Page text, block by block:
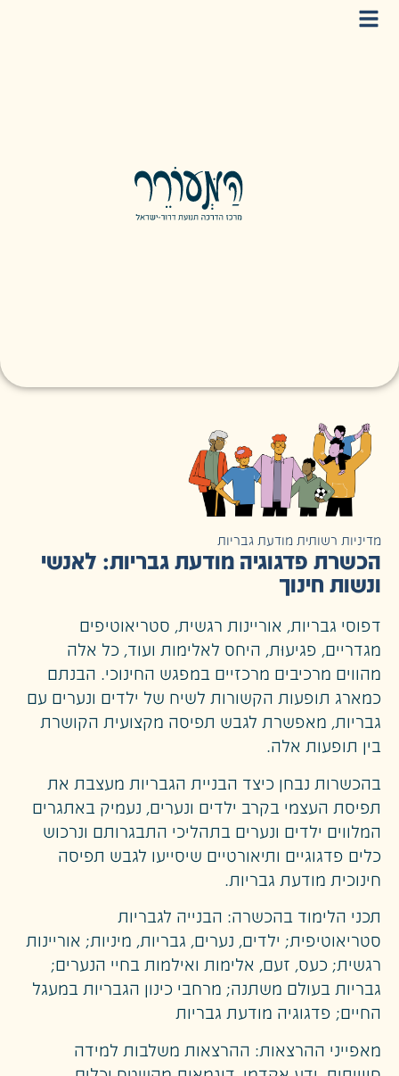
מדיניות רשותית מודעת גבריות
הכשרת פדגוגיה מודעת גבריות: לאנשי
ונשות חינוך
דפוסי גבריות, אוריינות רגשית, סטריאוטיפים
מגדריים, פגיעוּת, היחס לאלימות ועוד, כל אלה
מהווים מרכיבים מרכזיים במפגש החינוכי. הבנתם
כמארג תופעות הקשורות לשיח של ילדים ונערים עם
גבריות, מאפשרת לגבש תפיסה מקצועית הקושרת
בין תופעות אלה.
בהכשרות נבחן כיצד הבניית הגבריות מעצבת את
תפיסת העצמי בקרב ילדים ונערים, נעמיק באתגרים
המלווים ילדים ונערים בתהליכי התבגרותם ונרכוש
כלים פדגוגיים ותיאורטיים שיסייעו לגבש תפיסה
חינוכית מודעת גבריות.
תכני הלימוד בהכשרה: הבנייה לגבריות
סטריאוטיפית; ילדים, נערים, גבריות, מיניות; אוריינות
רגשית; כעס, זעם, אלימות ואילמות בחיי הנערים;
גבריות בעולם משתנה; מרחבי כינון הגבריות במעגל
החיים; פדגוגיה מודעת גבריות
מאפייני ההרצאות: ההרצאות משלבות למידה